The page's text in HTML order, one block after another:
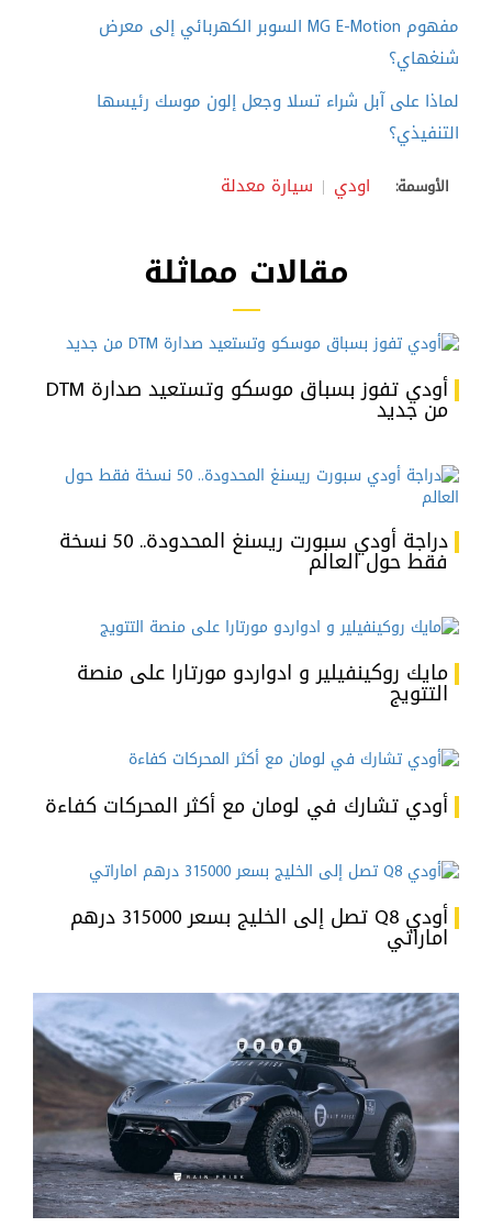
مفهوم MG E-Motion السوبر الكهربائي إلى معرض
شنغهاي؟
لماذا على آبل شراء تسلا وجعل إلون موسك رئيسها
التنفيذي؟
الأوسمة: اودي سيارة معدلة
مقالات مماثلة
أودي تفوز بسباق موسكو وتستعيد صدارة DTM
من جديد
دراجة أودي سبورت ريسنغ المحدودة.. 50 نسخة
فقط حول العالم
مايك روكينفيلير و ادواردو مورتارا على منصة
التتويج
أودي تشارك في لومان مع أكثر المحركات كفاءة
أودي Q8 تصل إلى الخليج بسعر 315000 درهم
اماراتي